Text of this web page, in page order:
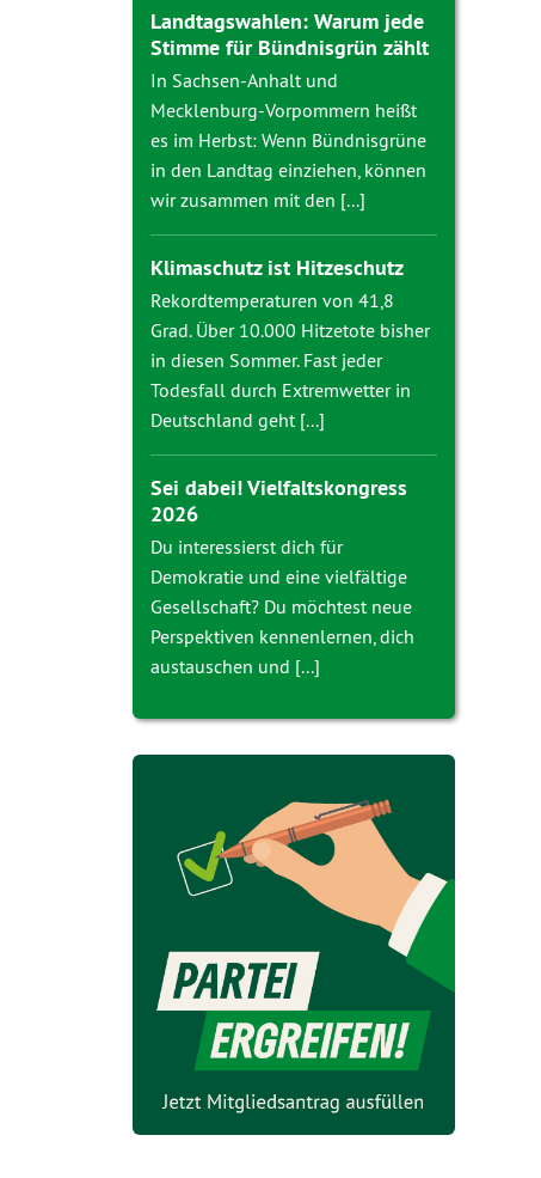
Landtagswahlen: Warum jede
Stimme für Bündnisgrün zählt
In Sachsen-Anhalt und
Mecklenburg-Vorpommern heißt
es im Herbst: Wenn Bündnisgrüne
in den Landtag einziehen, können
wir zusammen mit den [...]
Klimaschutz ist Hitzeschutz
Rekordtemperaturen von 41,8
Grad. Über 10.000 Hitzetote bisher
in diesen Sommer. Fast jeder
Todesfall durch Extremwetter in
Deutschland geht [...]
Sei dabei! Vielfaltskongress
2026
Du interessierst dich für
Demokratie und eine vielfältige
Gesellschaft? Du möchtest neue
Perspektiven kennenlernen, dich
austauschen und [...]